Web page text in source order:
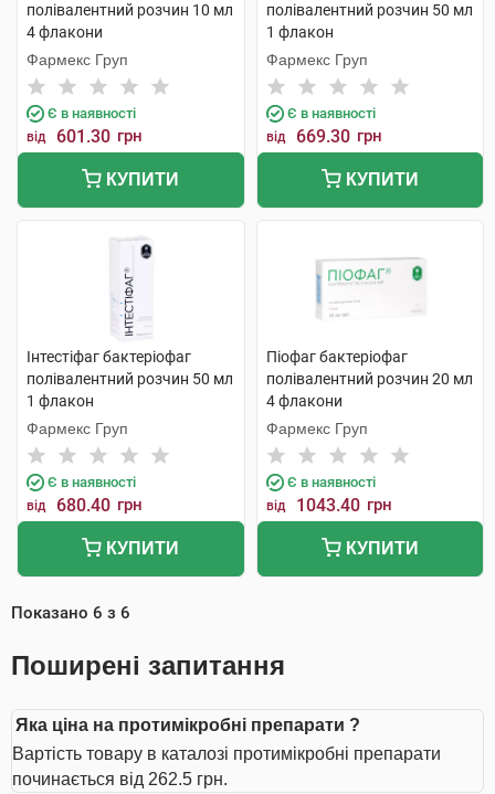
полівалентний розчин 10 мл
4 флакони
Фармекс Груп
Є в наявності
від 601.30 грн
КУПИТИ
полівалентний розчин 50 мл
1 флакон
Фармекс Груп
Є в наявності
від 669.30 грн
КУПИТИ
Інтестіфаг бактеріофаг
полівалентний розчин 50 мл
1 флакон
Фармекс Груп
Є в наявності
від 680.40 грн
КУПИТИ
Піофаг бактеріофаг
полівалентний розчин 20 мл
4 флакони
Фармекс Груп
Є в наявності
від 1043.40 грн
КУПИТИ
Показано 6 з 6
Поширені запитання
Яка ціна на протимікробні препарати ?
Вартість товару в каталозі протимікробні препарати
починається від 262.5 грн.